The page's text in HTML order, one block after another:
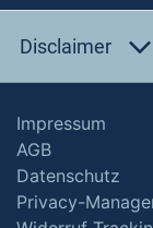
Disclaimer
Impressum
AGB
Datenschutz
Privacy-